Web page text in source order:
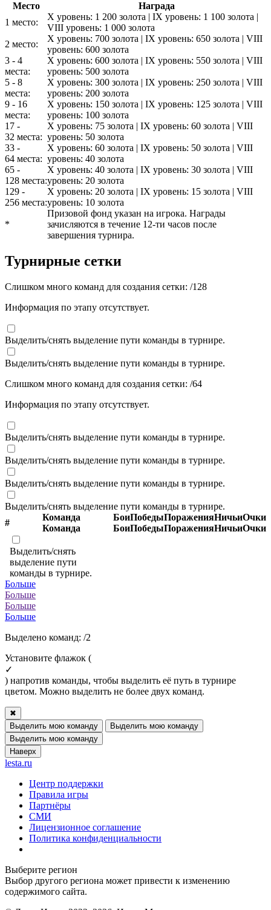
Место
Награда
1 место:
X уровень: 1 200 золота | IX уровень: 1 100 золота |
VIII уровень: 1 000 золота
2 место:
X уровень: 700 золота | IX уровень: 650 золота | VIII
уровень: 600 золота
3 - 4
места:
X уровень: 600 золота | IX уровень: 550 золота | VIII
уровень: 500 золота
5 - 8
места:
X уровень: 300 золота | IX уровень: 250 золота | VIII
уровень: 200 золота
9 - 16
места:
X уровень: 150 золота | IX уровень: 125 золота | VIII
уровень: 100 золота
17 -
32 места:
X уровень: 75 золота | IX уровень: 60 золота | VIII
уровень: 50 золота
33 -
64 места:
X уровень: 60 золота | IX уровень: 50 золота | VIII
уровень: 40 золота
65 -
128 места:
X уровень: 40 золота | IX уровень: 30 золота | VIII
уровень: 20 золота
129 -
256 места:
X уровень: 20 золота | IX уровень: 15 золота | VIII
уровень: 10 золота
*
Призовой фонд указан на игрока. Награды
зачисляются в течение 12-ти часов после
завершения турнира.
Турнирные сетки
Слишком много команд для создания сетки: /128
Информация по этапу отсутствует.
Выделить/снять выделение пути команды в турнире.
Выделить/снять выделение пути команды в турнире.
Слишком много команд для создания сетки: /64
Информация по этапу отсутствует.
Выделить/снять выделение пути команды в турнире.
Выделить/снять выделение пути команды в турнире.
Выделить/снять выделение пути команды в турнире.
Выделить/снять выделение пути команды в турнире.
#
Команда
Команда
Бои
Бои
Победы
Победы
Поражения
Поражения
Ничьи
Ничьи
Очки
Очки
Выделить/снять
выделение пути
команды в турнире.
Больше
Больше
Больше
Больше
Выделено команд: /2
Установите флажок (
✓
) напротив команды, чтобы выделить её путь в турнире
цветом. Можно выделить не более двух команд.
✖
Выделить мою команду
Выделить мою команду
Выделить мою команду
Наверх
lesta.ru
Центр поддержки
Правила игры
Партнёры
СМИ
Лицензионное соглашение
Политика конфиденциальности
Выберите регион
Выбор другого региона может привести к изменению
содержимого сайта.